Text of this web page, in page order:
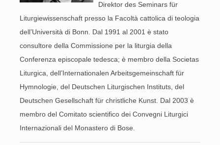
Direktor des Seminars für
Liturgiewissenschaft presso la Facoltà cattolica di teologia
dell’Università di Bonn. Dal 1991 al 2001 è stato
consultore della Commissione per la liturgia della
Conferenza episcopale tedesca; è membro della Societas
Liturgica, dell’Internationalen Arbeitsgemeinschaft für
Hymnologie, del Deutschen Liturgischen Instituts, del
Deutschen Gesellschaft für christliche Kunst. Dal 2003 è
membro del Comitato scientifico dei Convegni Liturgici
Internazionali del Monastero di Bose.